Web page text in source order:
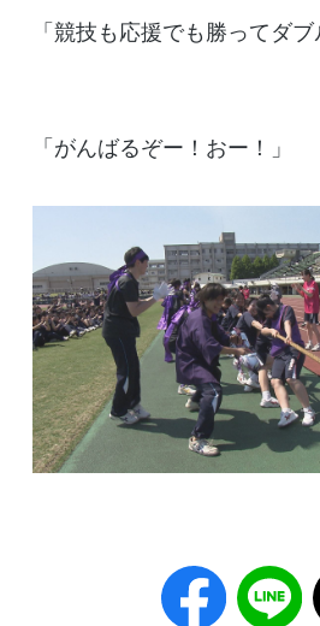
「競技も応援でも勝ってダブ
「がんばるぞー！おー！」